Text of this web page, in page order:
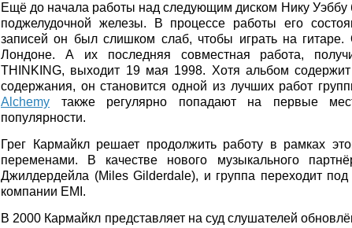
Ещё до начала работы над следующим диском Нику Уэббу
поджелудочной железы. В процессе работы его
записей он был слишком слаб, чтобы играть на
Лондоне. А их последняя совместная работа,
THINKING, выходит 19 мая 1998. Хотя альбом
содержания, он становится одной из лучших работ
Alchemy также регулярно попадают на первые
популярности.
Грег Кармайкл решает продолжить работу в рамках
переменами. В качестве нового музыкального
Джилдердейла (Miles Gilderdale), и группа переходит
компании EMI.
В 2000 Кармайкл представляет на суд слушателей